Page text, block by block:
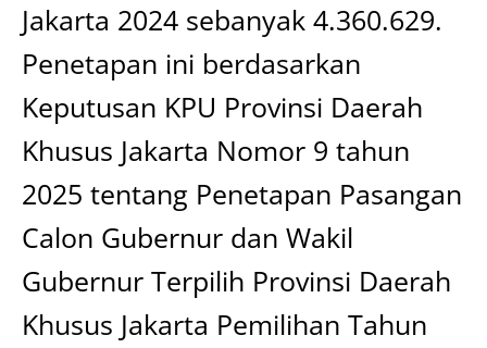
Jakarta 2024 sebanyak 4.360.629.
Penetapan ini berdasarkan
Keputusan KPU Provinsi Daerah
Khusus Jakarta Nomor 9 tahun
2025 tentang Penetapan Pasangan
Calon Gubernur dan Wakil
Gubernur Terpilih Provinsi Daerah
Khusus Jakarta Pemilihan Tahun